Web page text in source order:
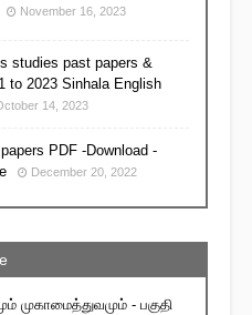
November 16, 2023
studies past papers &
to 2023 Sinhala English
14, 2023
PDF -Download -
December 20, 2022
முகாமைத்துவமும் - பகுதி